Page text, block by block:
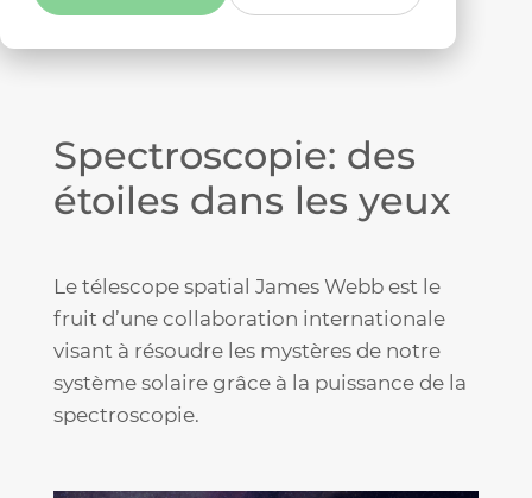
Spectroscopie: des
étoiles dans les yeux
Le télescope spatial James Webb est le
fruit d’une collaboration internationale
visant à résoudre les mystères de notre
système solaire grâce à la puissance de la
spectroscopie.